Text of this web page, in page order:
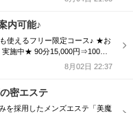
内可能♪
円⇒100分1
ベントとの併用不可 ※指名さ
8月02日 22:37
密エステ
を採用したメンズエステ「美魔